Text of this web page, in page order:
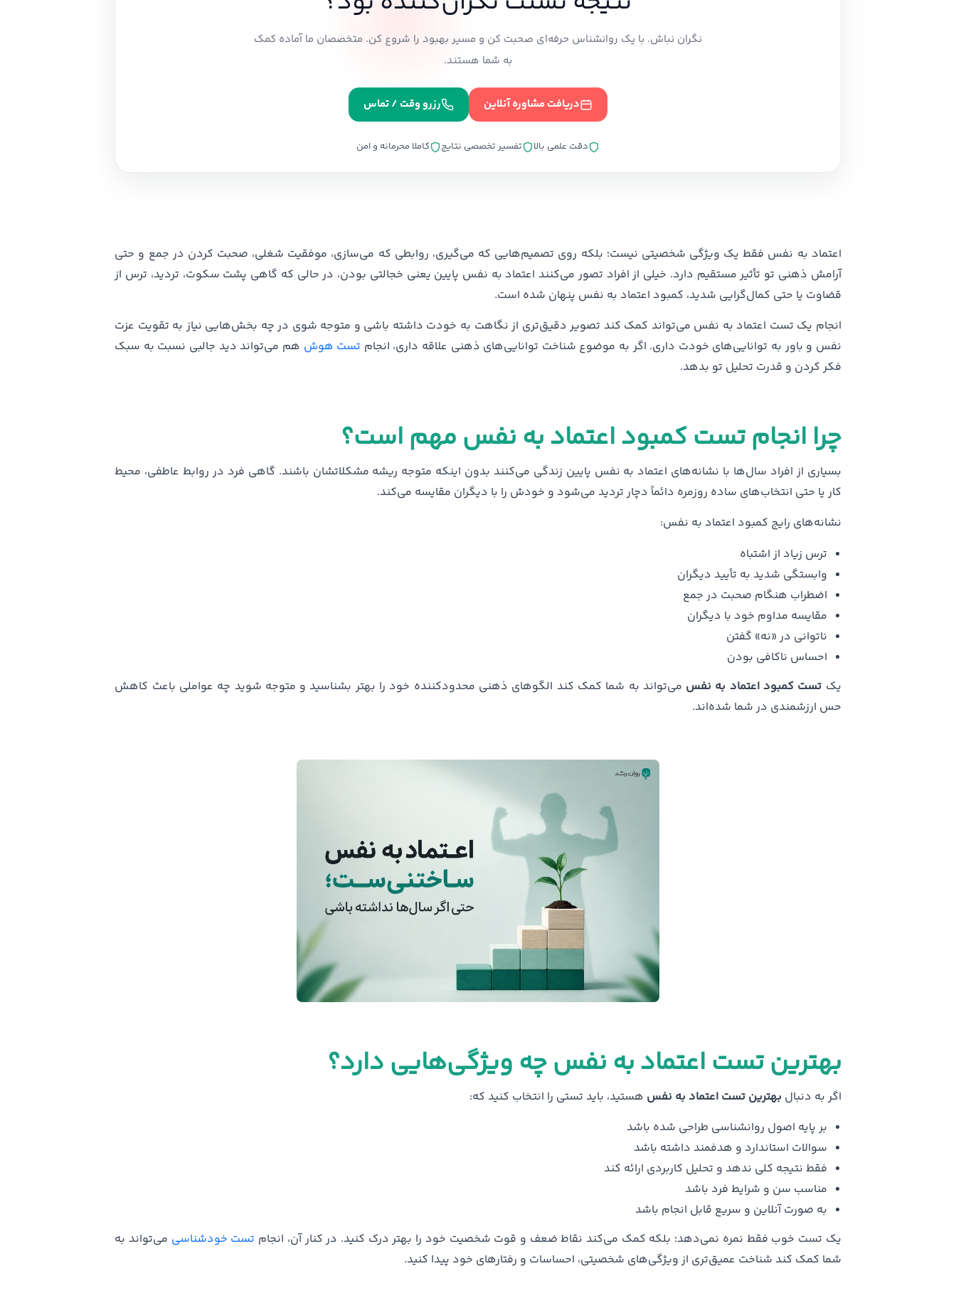
نگران نباش. با یک روانشناس حرفه‌ای صحبت کن و مسیر بهبود را شروع کن. متخصصان ما آماده کمک
به شما هستند.
دریافت مشاوره آنلاین رزرو وقت / تماس
دقت علمی بالا تفسیر تخصصی نتایج کاملا محرمانه و امن
اعتماد به نفس فقط یک ویژگی شخصیتی نیست؛ بلکه روی تصمیم‌هایی که می‌گیری، روابطی که می‌سازی، موفقیت شغلی، صحبت کردن در جمع و حتی
آرامش ذهنی تو تأثیر مستقیم دارد. خیلی از افراد تصور می‌کنند اعتماد به نفس پایین یعنی خجالتی بودن، در حالی که گاهی پشت سکوت، تردید، ترس از
قضاوت یا حتی کمال‌گرایی شدید، کمبود اعتماد به نفس پنهان شده است.
انجام یک تست اعتماد به نفس می‌تواند کمک کند تصویر دقیق‌تری از نگاهت به خودت داشته باشی و متوجه شوی در چه بخش‌هایی نیاز به تقویت عزت
نفس و باور به توانایی‌های خودت داری. اگر به موضوع شناخت توانایی‌های ذهنی علاقه داری، انجام تست هوش هم می‌تواند دید جالبی نسبت به سبک
فکر کردن و قدرت تحلیل تو بدهد.
چرا انجام تست کمبود اعتماد به نفس مهم است؟
بسیاری از افراد سال‌ها با نشانه‌های اعتماد به نفس پایین زندگی می‌کنند بدون اینکه متوجه ریشه مشکلاتشان باشند. گاهی فرد در روابط عاطفی، محیط
کار یا حتی انتخاب‌های ساده روزمره دائماً دچار تردید می‌شود و خودش را با دیگران مقایسه می‌کند.
نشانه‌های رایج کمبود اعتماد به نفس:
ترس زیاد از اشتباه
وابستگی شدید به تأیید دیگران
اضطراب هنگام صحبت در جمع
مقایسه مداوم خود با دیگران
ناتوانی در «نه» گفتن
احساس ناکافی بودن
یک تست کمبود اعتماد به نفس می‌تواند به شما کمک کند الگوهای ذهنی محدودکننده خود را بهتر بشناسید و متوجه شوید چه عواملی باعث کاهش
حس ارزشمندی در شما شده‌اند.
بهترین تست اعتماد به نفس چه ویژگی‌هایی دارد؟
اگر به دنبال بهترین تست اعتماد به نفس هستید، باید تستی را انتخاب کنید که:
بر پایه اصول روانشناسی طراحی شده باشد
سوالات استاندارد و هدفمند داشته باشد
فقط نتیجه کلی ندهد و تحلیل کاربردی ارائه کند
مناسب سن و شرایط فرد باشد
به صورت آنلاین و سریع قابل انجام باشد
یک تست خوب فقط نمره نمی‌دهد؛ بلکه کمک می‌کند نقاط ضعف و قوت شخصیت خود را بهتر درک کنید. در کنار آن، انجام تست خودشناسی می‌تواند به
شما کمک کند شناخت عمیق‌تری از ویژگی‌های شخصیتی، احساسات و رفتارهای خود پیدا کنید.